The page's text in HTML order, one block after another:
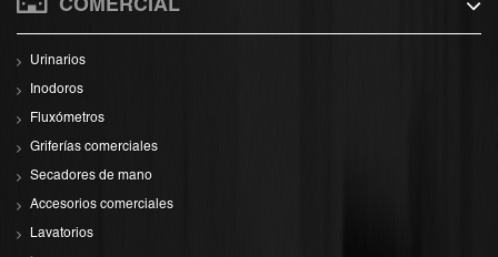
COMERCIAL
Urinarios
Inodoros
Fluxómetros
Griferías comerciales
Secadores de mano
Accesorios comerciales
Lavatorios